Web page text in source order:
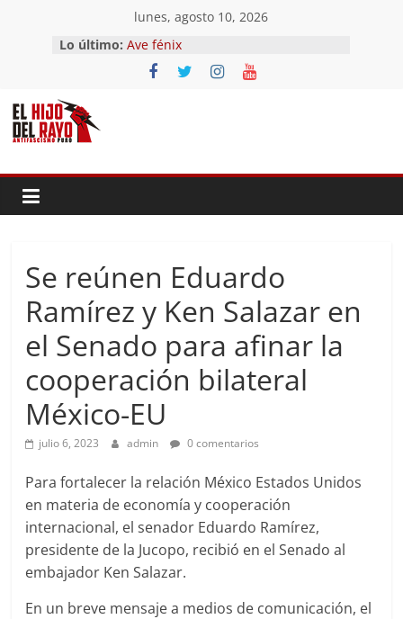
contenido
lunes, agosto 10, 2026
Lo último: Ave fénix
¿Dios no existe?
First Time
Se reúnen Eduardo
Ramírez y Ken Salazar en
el Senado para afinar la
cooperación bilateral
México-EU
julio 6, 2023 admin 0 comentarios
Para fortalecer la relación México Estados Unidos
en materia de economía y cooperación
internacional, el senador Eduardo Ramírez,
presidente de la Jucopo, recibió en el Senado al
embajador Ken Salazar.
En un breve mensaje a medios de comunicación, el